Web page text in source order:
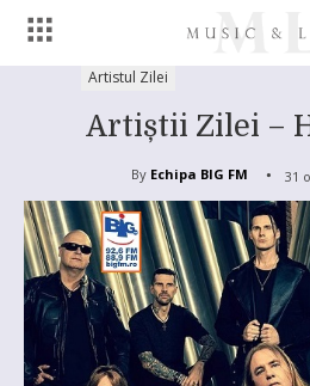
Artistul Zilei
Artiștii Zilei –
By Echipa BIG FM 31